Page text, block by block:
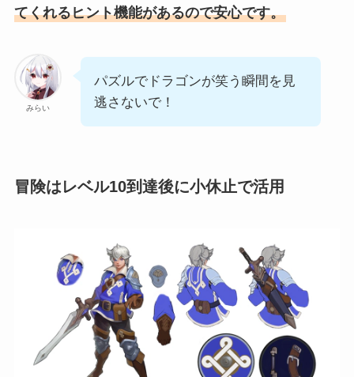
てくれるヒント機能があるので安心です。
みらい
パズルでドラゴンが笑う瞬間を見
逃さないで！
冒険はレベル10到達後に小休止で活用